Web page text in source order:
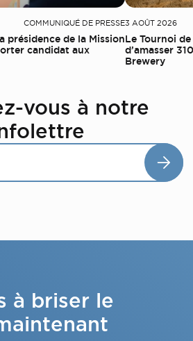
COMMUNIQUÉ DE PRESSE
présidence de la Mission
candidat aux
3 AOÛT 2026
Le Tournoi
d’amasser
Brewery
vous à notre
à briser le